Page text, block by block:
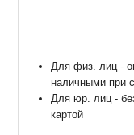
Для физ. лиц -
наличными при
Для юр. лиц -
картой